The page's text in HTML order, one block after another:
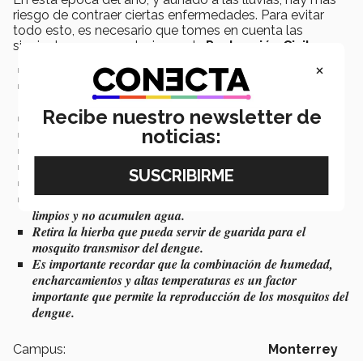
riesgo de contraer ciertas enfermedades. Para evitar
todo esto, es necesario que tomes en cuenta las
siguientes recomendaciones de Protección Civil
Lávate las manos antes y después de ir al baño.
Utiliza baños o letrinas (manejo adecuado de desechos
No utilices las aguas estancadas para consumo o aseo.
Vigila la preparación adecuada de alimentos.
Coloca telas mosquiteras en puertas y ventanas.
De ser posible, utiliza repelentes contra insectos.
Asegúrate que tanto el patio como el techo de su casa estén
limpios y no acumulen agua.
Retira la hierba que pueda servir de guarida para el
mosquito transmisor del dengue.
Es importante recordar que la combinación de humedad,
encharcamientos y altas temperaturas es un factor
importante que permite la reproducción de los mosquitos del
dengue.
Campus: Monterrey
×
Recibe nuestro newsletter de
noticias: